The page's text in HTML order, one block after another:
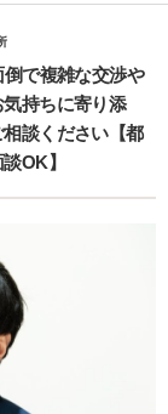
で複雑な交渉や
持ちに寄り添
談ください【都
OK】